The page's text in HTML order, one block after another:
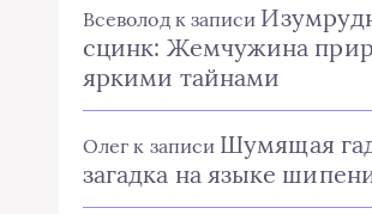
Всеволодк записи
сцинк: Жемчужина
яркими тайнами
Олег к записи Шумящая
загадка на языке